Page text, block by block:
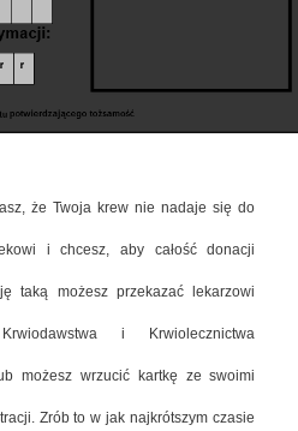
że Twoja krew nie nadaje się do
i chcesz, aby całość donacji
taką możesz przekazać lekarzowi
i Krwiolecznictwa
możesz wrzucić kartkę ze swoimi
Zrób to w jak najkrótszym czasie